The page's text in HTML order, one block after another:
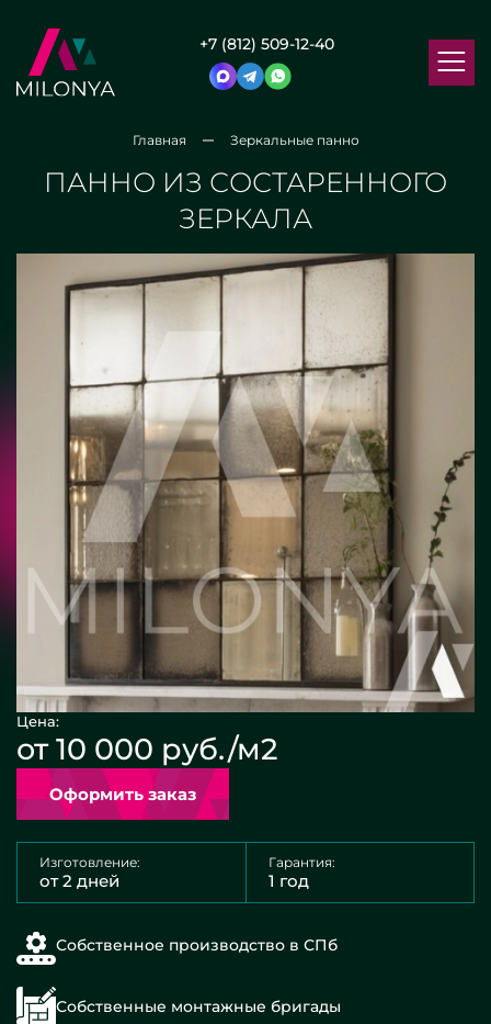
+7 (812) 509-12-40
Главная Зеркальные панно
ПАННО ИЗ СОСТАРЕННОГО
ЗЕРКАЛА
Цена:
от 10 000 руб./м2
Оформить заказ
Изготовление:
от 2 дней
Гарантия:
1 год
Собственное производство в СПб
Собственные монтажные бригады